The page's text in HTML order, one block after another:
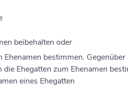
beibehalten oder
Ehenamen bestimmen. Gegenüber
die Ehegatten zum Ehenamen
eines Ehegatten